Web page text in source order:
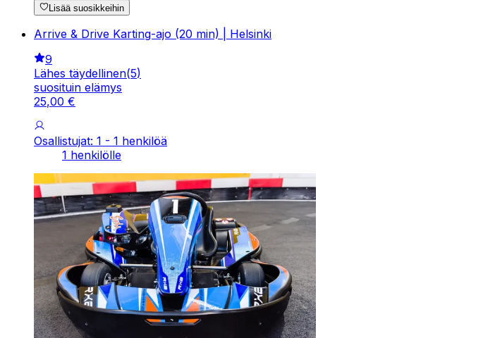
Lisää suosikkeihin
Arrive & Drive Karting-ajo (20 min) | Helsinki
9
Lähes täydellinen(5)
suosituin elämys
25,00 €
Osallistujat: 1 - 1 henkilöä
1 henkilölle